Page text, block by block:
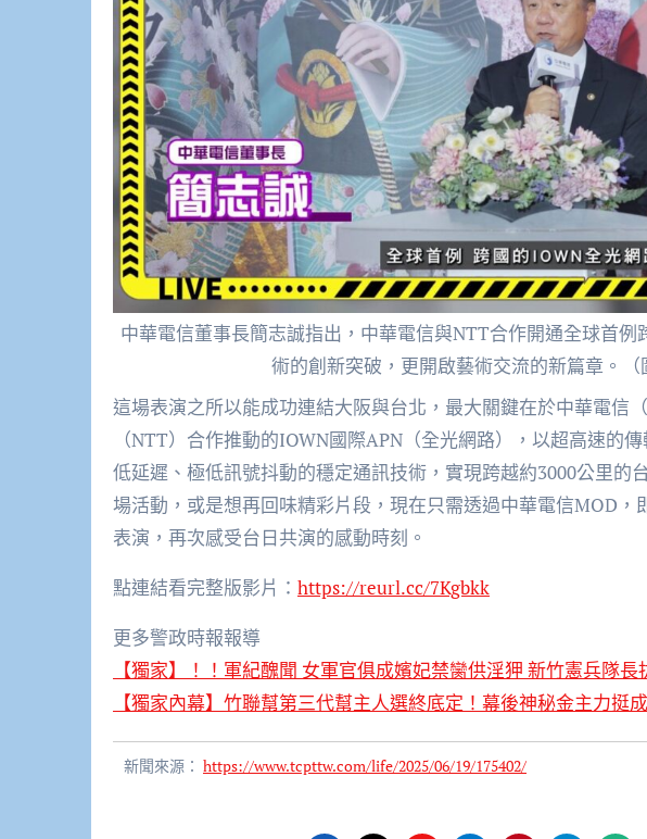
中華電信董事長簡志誠指出，中華電信與NTT合作開通全球首
術的創新突破，更開啟藝術交流的新篇章。（
這場表演之所以能成功連結大阪與台北，最大關鍵在於中華電信
（NTT）合作推動的IOWN國際APN（全光網路），以超高速的
低延遲、極低訊號抖動的穩定通訊技術，實現跨越約3000公里的
場活動，或是想再回味精彩片段，現在只需透過中華電信MOD
表演，再次感受台日共演的感動時刻。
點連結看完整版影片： https://reurl.cc/7Kgbkk
更多警政時報報導
【獨家】！！軍紀醜聞 女軍官俱成嬪妃禁臠供淫狎 新竹憲兵隊長
【獨家內幕】竹聯幫第三代幫主人選終底定！幕後神秘金主力挺
新聞來源： https://www.tcpttw.com/life/2025/06/19/175402/